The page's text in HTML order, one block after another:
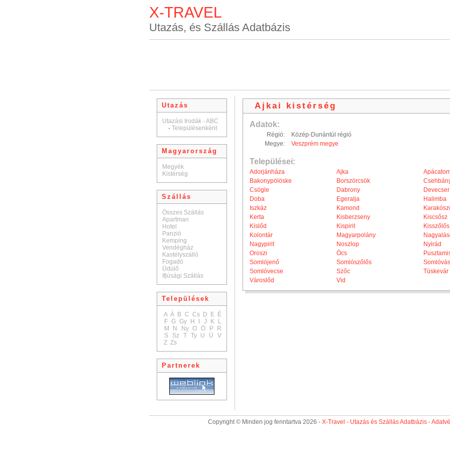
X-TRAVEL
Utazás, és Szállás Adatbázis
Utazás
Utazási Irodák - ABC
- Településenként
Magyarország
Megyék
Kistérség
Szállás
Összes Szállás
Apartman
Hotel
Panzió
Kemping
Vendégház
Kastélyszálló
Fogadó
Üdülő
Ifjúsági Szállás
Települések
A Á B C Cs D E É
F G Gy H J K
L
M
N Ny O Ö P
R
S
Sz T Ty U Ü
V
Z Zs
Partnerek
Ajkai kistérség
Adatok:
Régió:
Közép-Dunántúl régió
Megye:
Veszprém megye
Települései:
Adorjánháza Ajka
Bakonypölöske
Borszörcsök
Csögle
Dabrony
Devecser
Doba
Egeralja
Halimba
Iszkáz
Kamond
Kerta
Kisberzseny
Kiscsősz
Kislőd
Kispirit
Kisszőlős
Kolontár
Magyarpolány
Nagypirit
Noszlop
Nyirád
Oroszi
Öcs
Somlójenő
Somlószőlős
Somlóvecse
Szőc
Tüskevár
Városlőd
Vid
Copyright © Minden jog fenntartva 2026 - X-Travel - Utazás és Szállás Adatbázis-